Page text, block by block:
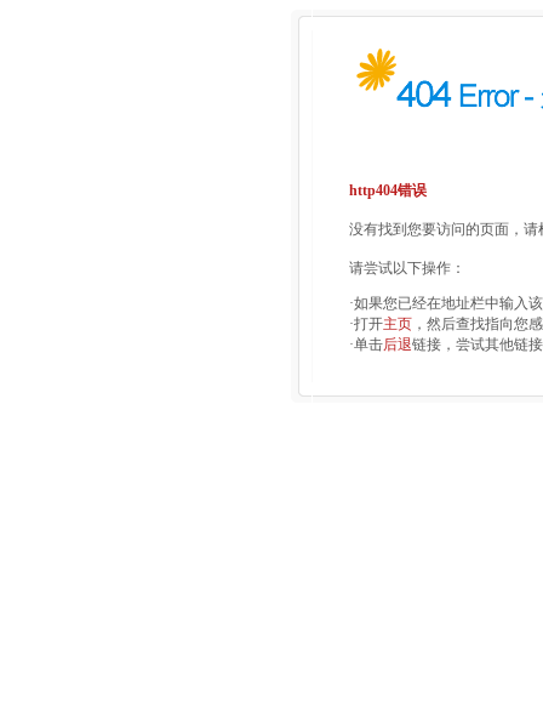
http404错误
没有找到您要访问的页面，
请尝试以下操作：
·如果您已经在地址栏中输入
·打开主页 ，然后查找指向您
·单击后退链接，尝试其他链